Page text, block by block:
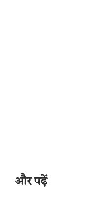
और पढ़ें